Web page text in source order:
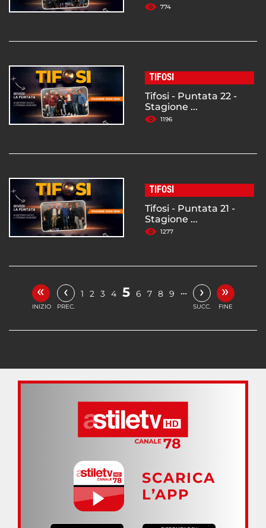
774
TIFOSI
Tifosi - Puntata 22 -
Stagione ...
1196
TIFOSI
Tifosi - Puntata 21 -
Stagione ...
1277
«
INIZIO
‹
PREC.
1 2 3 4 5 6 7 8 9 … ›
SUCC.
»
FINE
SCARICA
L’APP